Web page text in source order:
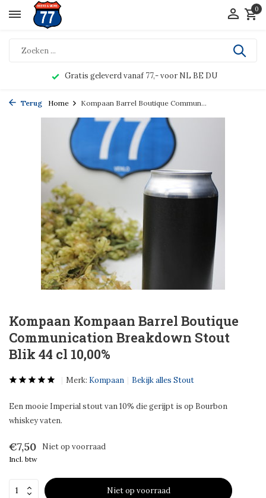
0
Gratis geleverd vanaf 77,- voor NL BE DU
Terug Home Kompaan Barrel Boutique Commun...
Kompaan Kompaan Barrel Boutique
Communication Breakdown Stout
Blik 44 cl 10,00%
Merk: Kompaan Bekijk alles Stout
Een mooie Imperial stout van 10% die gerijpt is op Bourbon
whiskey vaten.
€7,50 Niet op voorraad
Incl. btw
Niet op voorraad